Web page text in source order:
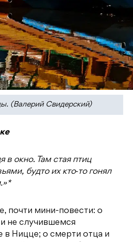
(Валерий Свидерский)
в окно. Там стая птиц
будто их кто‑то гонял
почти мини-повести: о
не случившемся
в Ницце; о смерти отца и